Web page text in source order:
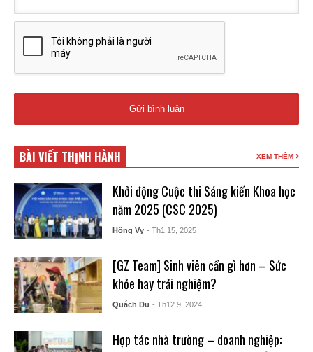
BÀI VIẾT THỊNH HÀNH XEM THÊM
Khởi động Cuộc thi Sáng kiến Khoa học
năm 2025 (CSC 2025)
Hồng Vy - Th1 15, 2025
[GZ Team] Sinh viên cần gì hơn – Sức
khỏe hay trải nghiệm?
Quách Du - Th12 9, 2024
Hợp tác nhà trường – doanh nghiệp: